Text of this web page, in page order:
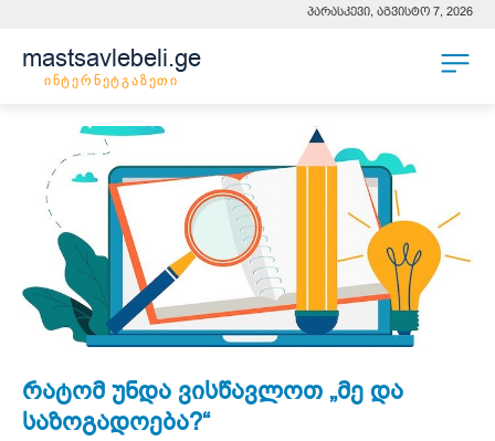
პარასკევი, აგვისტო 7, 2026
mastsavlebeli.ge
ინტერნეტგაზეთი
რატომ უნდა ვისწავლოთ „მე და
საზოგადოება?“